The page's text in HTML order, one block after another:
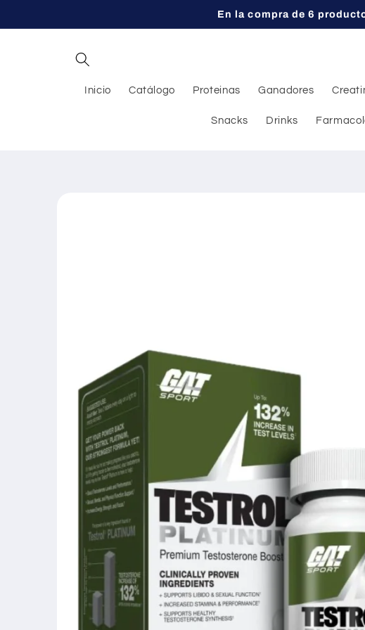
al contenido
En la compra de 6
Inicio Catálogo Proteinas Ganadores
Snacks Drinks